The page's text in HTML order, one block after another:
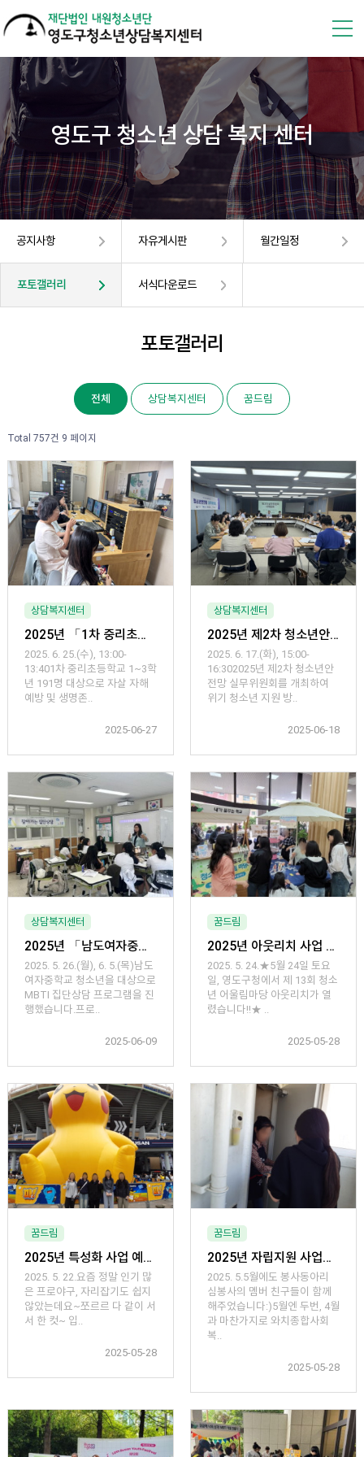
영도구 청소년 상담 복지 센터
공지사항 자유게시판 월간일정
포토갤러리 서식다운로드
포토갤러리
전체 상담복지센터 꿈드림
Total 757건 9 페이지
상담복지센터
2025년 「1차 중리초등학교 1~3학년 자살 자해 예방 및 생명존중교육」 운영
2025. 6. 25.(수), 13:00-
13:401차 중리초등학교 1~3학
년 191명 대상으로 자살 자해
예방 및 생명존..
2025-06-27
상담복지센터
2025년 제2차 청소년안전망 실무위원회 회의 개최
2025. 6. 17.(화), 15:00-
16:302025년 제2차 청소년안
전망 실무위원회를 개최하여
위기 청소년 지원 방..
2025-06-18
상담복지센터
2025년 「남도여자중학교 MBTI 실시 및 해석 찾아가는 집단상담 프로그램」
2025. 5. 26.(월), 6. 5.(목)남도
여자중학교 청소년을 대상으로
MBTI 집단상담 프로그램을 진
행했습니다.프로..
2025-06-09
꿈드림
2025년 아웃리치 사업 「제 13회 어울림마당」체험부스 운영
2025. 5. 24.★5월 24일 토요
일, 영도구청에서 제 13회 청소
년 어울림마당 아웃리치가 열
렸습니다!!★ ..
2025-05-28
꿈드림
2025년 특성화 사업 예술스포츠체험 YES!「프로야구관람 」
2025. 5. 22.요즘 정말 인기 많
은 프로야구, 자리잡기도 쉽지
않았는데요~쪼르르 다 같이 서
서 한 컷~ 입..
2025-05-28
꿈드림
2025년 자립지원 사업「봉사동아리 : 심(心)봉사 」5월 활동
2025. 5.5월에도 봉사동아리
심봉사의 멤버 친구들이 함께
해주었습니다:)5월엔 두번, 4월
과 마찬가지로 와치종합사회
복..
2025-05-28